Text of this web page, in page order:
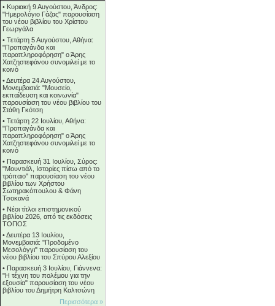
• Κυριακή 9 Αυγούστου, Άνδρος:
"Ημερολόγιο Γάζας" παρουσίαση
του νέου βιβλίου του Χρίστου
Γεωργάλα
• Τετάρτη 5 Αυγούστου, Αθήνα:
"Προπαγάνδα και
παραπληροφόρηση" ο Άρης
Χατζηστεφάνου συνομιλεί με το
κοινό
•Δευτέρα 24 Αυγούστου,
Μονεμβασιά: "Μουσείο,
εκπαίδευση και κοινωνία"
παρουσίαση του νέου βιβλίου του
Στάθη Γκότση
• Τετάρτη 22 Ιουλίου, Αθήνα:
"Προπαγάνδα και
παραπληροφόρηση" ο Άρης
Χατζηστεφάνου συνομιλεί με το
κοινό
• Παρασκευή 31 Ιουλίου, Σύρος:
"Μουντιάλ, Ιστορίες πίσω από το
τρόπαιο" παρουσίαση του νέου
βιβλίου των Χρήστου
Σωτηρακόπουλου & Φάνη
Τσοκανά
• Νέοι τίτλοι επιστημονικού
βιβλίου 2026, από τις εκδόσεις
ΤΟΠΟΣ
•Δευτέρα 13 Ιουλίου,
Μονεμβασιά: "Προδομένο
Μεσολόγγι" παρουσίαση του
νέου βιβλίου του Σπύρου Αλεξίου
• Παρασκευή 3 Ιουλίου, Γιάννενα:
"Η τέχνη του πολέμου για την
εξουσία" παρουσίαση του νέου
βιβλίου του Δημήτρη Καλτσώνη
Περισσότερα »